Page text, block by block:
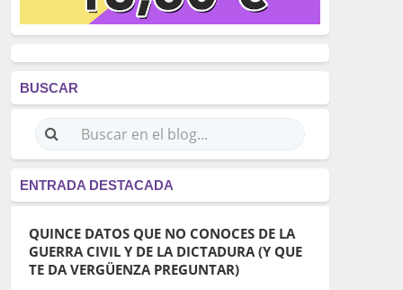
BUSCAR
ENTRADA DESTACADA
QUINCE DATOS QUE NO CONOCES DE LA
GUERRA CIVIL Y DE LA DICTADURA (Y QUE
TE DA VERGÜENZA PREGUNTAR)